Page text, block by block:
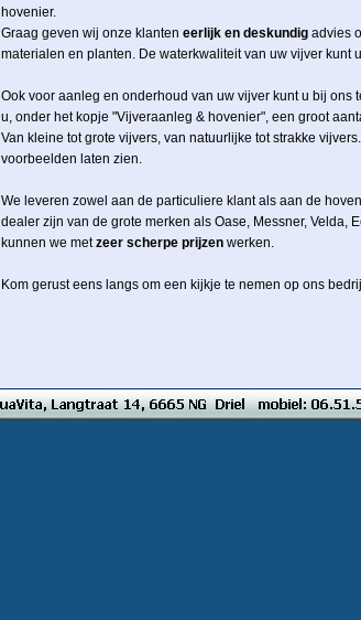
hovenier.
Graag geven wij onze klanten eerlijk en deskundig advies
materialen en planten. De waterkwaliteit van uw vijver kunt
Ook voor aanleg en onderhoud van uw vijver kunt u bij ons
u, onder het kopje "Vijveraanleg & hovenier", een groot
Van kleine tot grote vijvers, van natuurlijke tot strakke
voorbeelden laten zien.
We leveren zowel aan de particuliere klant als aan de
dealer zijn van de grote merken als Oase, Messner, Velda,
kunnen we metzeer scherpe prijzen werken.
Kom gerust eens langs om een kijkje te nemen op ons